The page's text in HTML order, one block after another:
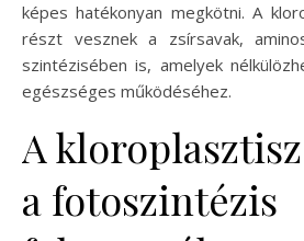
képes hatékonyan megkötni. A
részt vesznek a zsírsavak,
szintézisében is, amelyek
egészséges működéséhez.
A
a fotoszintézis